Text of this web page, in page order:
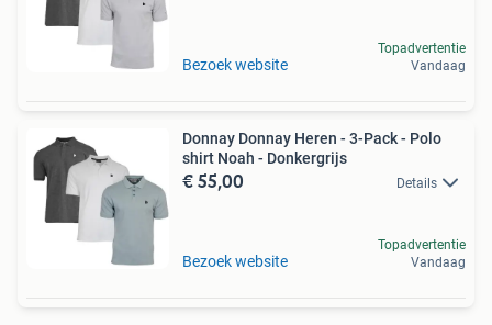
Bezoek website
Topadvertentie
Vandaag
Donnay Donnay Heren - 3-Pack - Polo
shirt Noah - Donkergrijs
€ 55,00 Details
Bezoek website
Topadvertentie
Vandaag